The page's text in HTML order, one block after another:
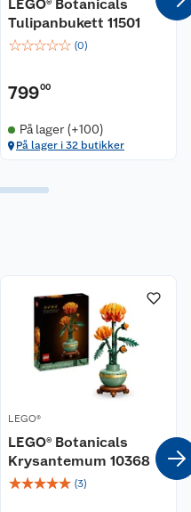
LEGO® Botanicals
Tulipanbukett 11501
☆☆☆☆☆ (0)
79900
På lager (+100)
På lager i 32 butikker
LEGO®
LEGO® Botanicals
Krysantemum 10368
☆☆☆☆☆ (3)